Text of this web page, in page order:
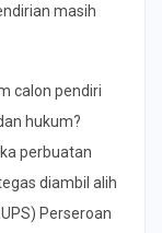
masih
calon pendiri
hukum?
perbuatan
diambil alih
Perseroan